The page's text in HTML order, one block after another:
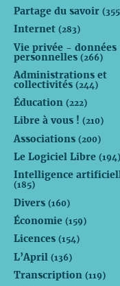
Partage du savoir
Internet (283)
Vie privée - données
personnelles (266)
Administrations et
collectivités (244)
Éducation (222)
Libre à vous ! (210)
Associations (200)
Le Logiciel Libre (194)
Intelligence
(185)
Divers (160)
Économie (159)
Licences (154)
L’April (136)
Transcription (119)